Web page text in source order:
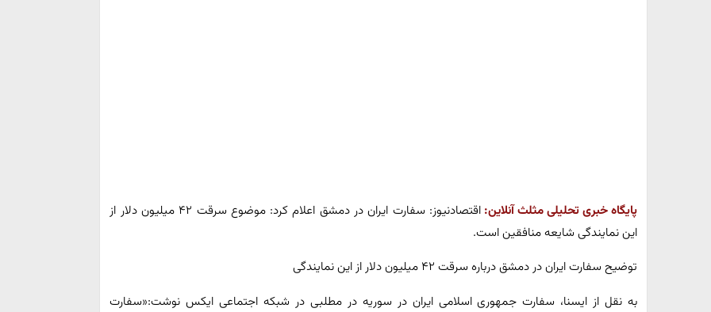
پایگاه خبری تحلیلی مثلث آنلاین:
اقتصادنیوز: سفارت ایران در دمشق اعلام کرد: موضوع سرقت ۴۲ میلیون دلار از
این نمایندگی شایعه منافقین است.
توضیح سفارت ایران در دمشق درباره سرقت ۴۲ میلیون دلار از این نمایندگی
به نقل از ایسنا، سفارت جمهوری اسلامی ایران در سوریه در مطلبی در شبکه اجتماعی ایکس نوشت:«سفارت